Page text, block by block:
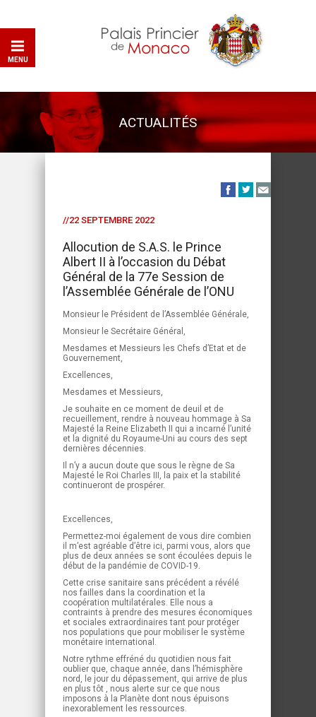
MENU
ACTUALITÉS
//22 SEPTEMBRE 2022
Allocution de S.A.S. le Prince
Albert II à l’occasion du Débat
Général de la 77e Session de
l’Assemblée Générale de l’ONU
Monsieur le Président de l’Assemblée Générale,
Monsieur le Secrétaire Général,
Mesdames et Messieurs les Chefs d’Etat et de
Gouvernement,
Excellences,
Mesdames et Messieurs,
Je souhaite en ce moment de deuil et de
recueillement, rendre à nouveau hommage à Sa
Majesté la Reine Elizabeth II qui a incarné l’unité
et la dignité du Royaume-Uni au cours des sept
dernières décennies.
Il n’y a aucun doute que sous le règne de Sa
Majesté le Roi Charles III, la paix et la stabilité
continueront de prospérer.
Excellences,
Permettez-moi également de vous dire combien
il m’est agréable d’être ici, parmi vous, alors que
plus de deux années se sont écoulées depuis le
début de la pandémie de COVID-19.
Cette crise sanitaire sans précédent a révélé
nos failles dans la coordination et la
coopération multilatérales. Elle nous a
contraints à prendre des mesures économiques
et sociales extraordinaires tant pour protéger
nos populations que pour mobiliser le système
monétaire international.
Notre rythme effréné du quotidien nous fait
oublier que, chaque année, dans l’hémisphère
nord, le jour du dépassement, qui arrive de plus
en plus tôt , nous alerte sur ce que nous
imposons à la Planète dont nous épuisons
inexorablement les ressources.